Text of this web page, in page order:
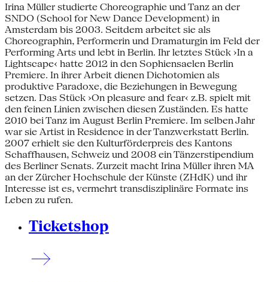
Irina Müller studierte Choreographie und Tanz an der
SNDO (School for New Dance Development) in
Amsterdam bis 2003. Seitdem arbeitet sie als
Choreographin, Performerin und Dramaturgin im Feld der
Performing Arts und lebt in Berlin. Ihr letztes Stück ›In a
Lightscape‹ hatte 2012 in den Sophiensaelen Berlin
Premiere. In ihrer Arbeit dienen Dichotomien als
produktive Paradoxe, die Beziehungen in Bewegung
setzen. Das Stück ›On pleasure and fear‹ z.B. spielt mit
den feinen Linien zwischen diesen Zuständen. Es hatte
2010 bei Tanz im August Berlin Premiere. Im selben Jahr
war sie Artist in Residence in der Tanzwerkstatt Berlin.
2007 erhielt sie den Kulturförderpreis des Kantons
Schaffhausen, Schweiz und 2008 ein Tänzerstipendium
des Berliner Senats. Zurzeit macht Irina Müller ihren MA
an der Zürcher Hochschule der Künste (ZHdK) und ihr
Interesse ist es, vermehrt transdisziplinäre Formate ins
Leben zu rufen.
Ticketshop